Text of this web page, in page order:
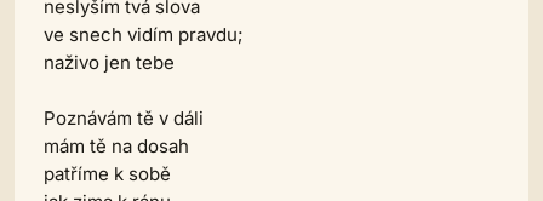
neslyším tvá slova
ve snech vidím pravdu;
naživo jen tebe
Poznávám tě v dáli
mám tě na dosah
patříme k sobě